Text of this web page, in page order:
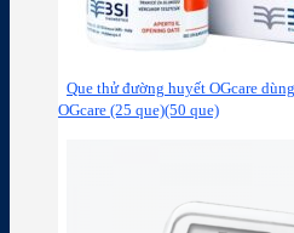
Que thử đường huyết OGcare
OGcare (25 que)(50 que)